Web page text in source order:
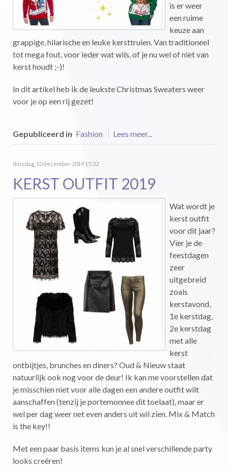
is er weer
een ruime
keuze aan
grappige, hilarische en leuke kersttruien. Van traditioneel
tot mega fout, voor ieder wat wils, of je nu wel of niet van
kerst houdt ;-)!
In dit artikel heb ik de leukste Christmas Sweaters weer
voor je op een rij gezet!
Gepubliceerd in Fashion Lees meer...
dinsdag, 10 december 2019 15:32
KERST OUTFIT 2019
Wat wordt je
kerst outfit
voor dit jaar?
Vier je de
feestdagen
zeer
uitgebreid
zoals
kerstavond,
1e kerstdag,
2e kerstdag
met alle
kerst
ontbijtjes, brunches en diners? Oud & Nieuw staat
natuurlijk ook nog voor de deur! Ik kan me voorstellen dat
je misschien niet voor alle dagen een andere outfit wilt
aanschaffen (tenzij je portemonnee dit toelaat), maar er
wel per dag weer net even anders uit wil zien. Mix & Match
is the key!!
Met een paar basis items kun je al snel verschillende party
looks creëren!